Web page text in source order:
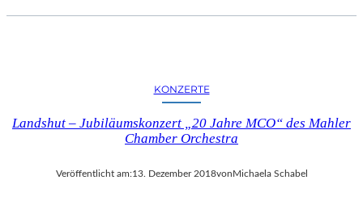
E
KONZERTE
Landshut – Jubiläumskonzert „20 Jahre MCO“ des Mahler
Chamber Orchestra
Veröffentlicht am:13. Dezember 2018vonMichaela Schabel